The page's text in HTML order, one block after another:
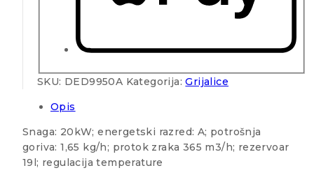
SKU: DED9950A Kategorija:Grijalice
Opis
Snaga: 20kW; energetski razred: A; potrošnja
goriva: 1,65 kg/h; protok zraka 365 m3/h; rezervoar
19l; regulacija temperature